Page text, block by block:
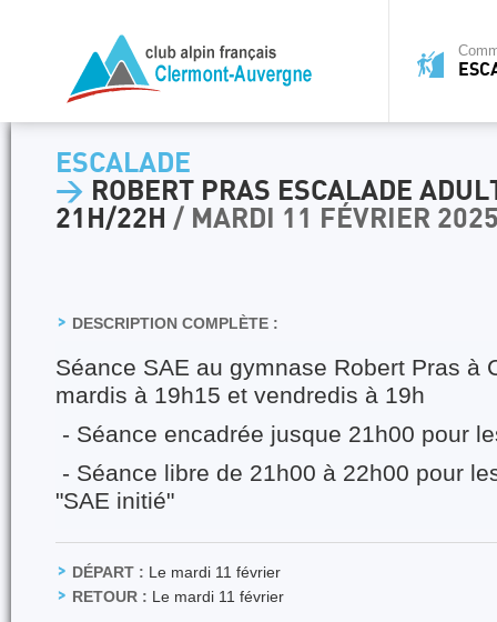
ESCALADE
> ROBERT PRAS ESCALADE
21H/22H / MARDI 11 FÉVRIER
DESCRIPTION COMPLÈTE :
Séance SAE au gymnase Robert Pras à
mardis à 19h15 et vendredis à 19h
- Séance encadrée jusque 21h00 pour
- Séance libre de 21h00 à 22h00 pour
"SAE initié"
DÉPART : Le mardi 11 février
RETOUR : Le mardi 11 février